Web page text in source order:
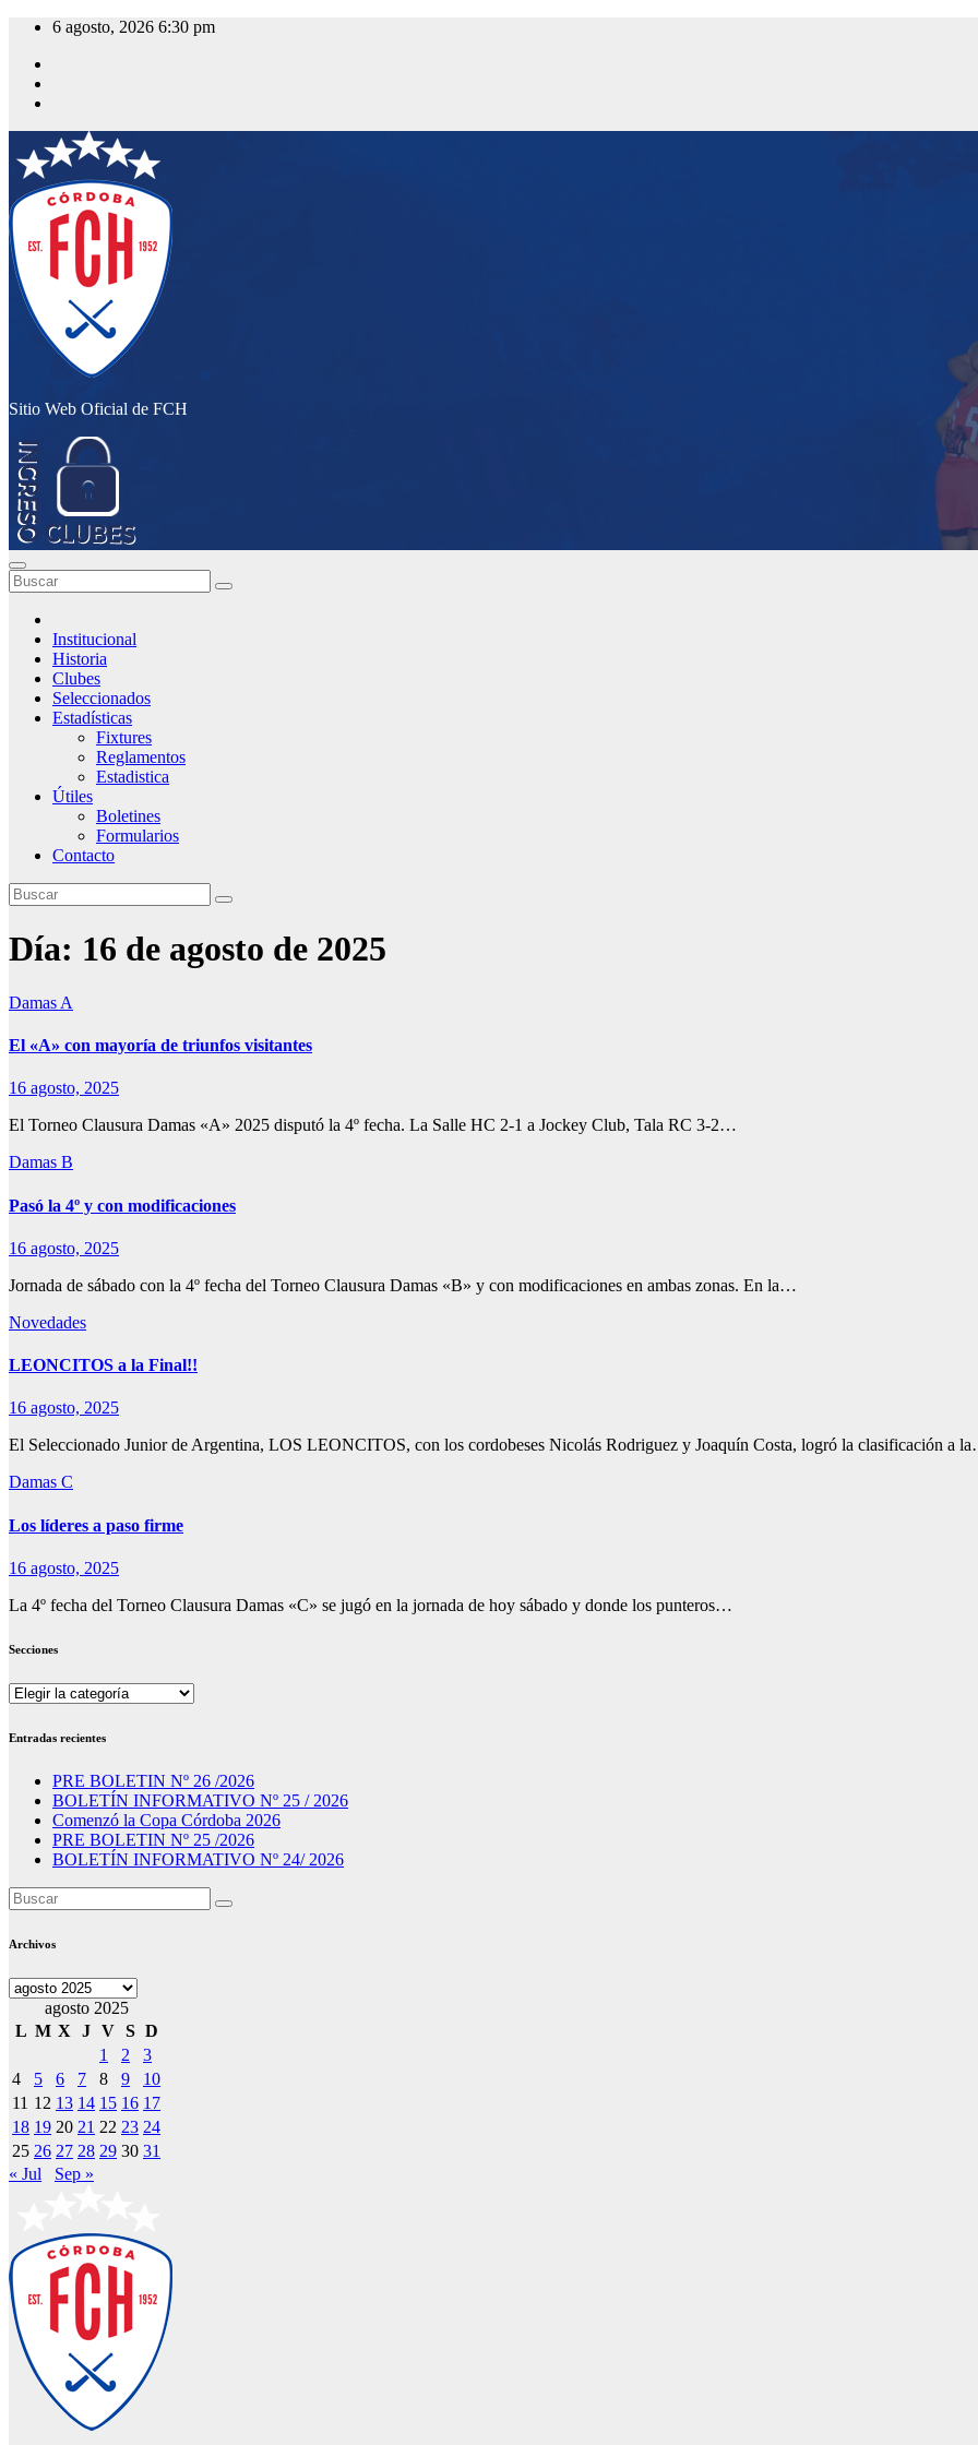
Saltar
contenido
6 agosto, 2026 6:30 pm
Sitio Web Oficial de FCH
Institucional
Historia
Clubes
Seleccionados
Estadísticas
Fixtures
Reglamentos
Estadistica
Útiles
Boletines
Formularios
Contacto
Día: 16 de agosto de 2025
Damas A
El «A» con mayoría de triunfos visitantes
16 agosto, 2025
El Torneo Clausura Damas «A» 2025 disputó la 4º fecha. La Salle HC 2-1 a Jockey Club, Tala RC 3-2…
Damas B
Pasó la 4º y con modificaciones
16 agosto, 2025
Jornada de sábado con la 4º fecha del Torneo Clausura Damas «B» y con modificaciones en ambas zonas. En la…
Novedades
LEONCITOS a la Final!!
16 agosto, 2025
El Seleccionado Junior de Argentina, LOS LEONCITOS, con los cordobeses Nicolás Rodriguez y Joaquín Costa, logró la clasificación a
Damas C
Los líderes a paso firme
16 agosto, 2025
La 4º fecha del Torneo Clausura Damas «C» se jugó en la jornada de hoy sábado y donde los punteros…
Secciones
Secciones
Entradas recientes
PRE BOLETIN Nº 26 /2026
BOLETÍN INFORMATIVO Nº 25 / 2026
Comenzó la Copa Córdoba 2026
PRE BOLETIN Nº 25 /2026
BOLETÍN INFORMATIVO Nº 24/ 2026
Archivos
Archivos
agosto 2025
L M X J V S D
1
2
3
4
5 6 7 8 9
10
11 12 13 14 15 16 17
18 19 20 21 22 23 24
25 26 27 28 29 30 31
« Jul
Sep »